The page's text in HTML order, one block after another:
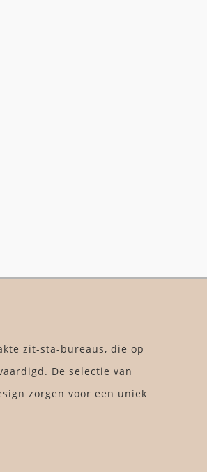
zit-sta-bureaus, die op
De selectie van
zorgen voor een uniek